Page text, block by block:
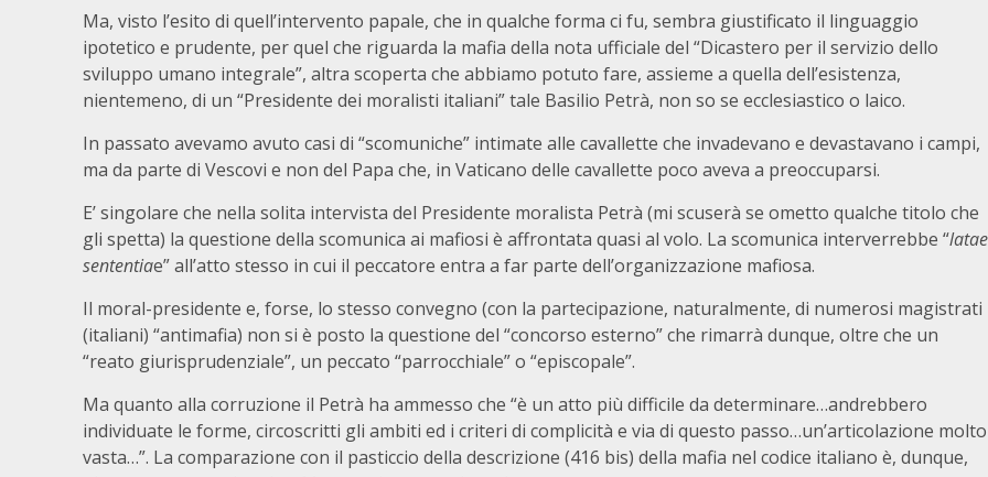
Ma, visto l’esito di quell’intervento papale, che in qualche forma ci fu, sembra giustificato il linguaggio
ipotetico e prudente, per quel che riguarda la mafia della nota ufficiale del “Dicastero per il servizio dello
sviluppo umano integrale”, altra scoperta che abbiamo potuto fare, assieme a quella dell’esistenza,
nientemeno, di un “Presidente dei moralisti italiani” tale Basilio Petrà, non so se ecclesiastico o laico.
In passato avevamo avuto casi di “scomuniche” intimate alle cavallette che invadevano e devastavano i campi,
ma da parte di Vescovi e non del Papa che, in Vaticano delle cavallette poco aveva a preoccuparsi.
E’ singolare che nella solita intervista del Presidente moralista Petrà (mi scuserà se ometto qualche titolo che
gli spetta) la questione della scomunica ai mafiosi è affrontata quasi al volo. La scomunica interverrebbe “latae
sententiae” all’atto stesso in cui il peccatore entra a far parte dell’organizzazione mafiosa.
Il moral-presidente e, forse, lo stesso convegno (con la partecipazione, naturalmente, di numerosi magistrati
(italiani) “antimafia) non si è posto la questione del “concorso esterno” che rimarrà dunque, oltre che un
“reato giurisprudenziale”, un peccato “parrocchiale” o “episcopale”.
Ma quanto alla corruzione il Petrà ha ammesso che “è un atto più difficile da determinare…andrebbero
individuate le forme, circoscritti gli ambiti ed i criteri di complicità e via di questo passo…un’articolazione molto
vasta…”. La comparazione con il pasticcio della descrizione (416 bis) della mafia nel codice italiano è, dunque,